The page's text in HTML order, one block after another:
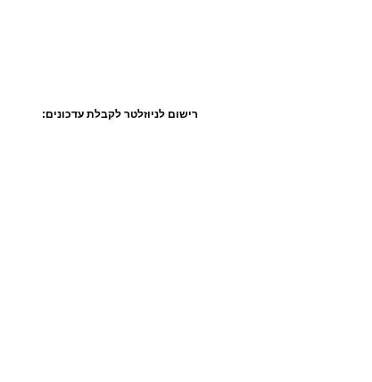
רישום לניוזלטר לקבלת עדכונים: